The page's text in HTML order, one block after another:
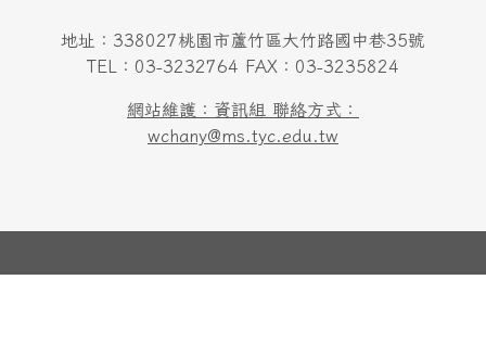
地址：338027桃園市蘆竹區大竹路國中巷35號
TEL：03-3232764 FAX：03-3235824
網站維護：資訊組 聯絡方式：
wchany@ms.tyc.edu.tw